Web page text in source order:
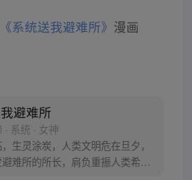
《系统送我避难所》 漫画
避难所
系统 · 女神
生灵涂炭，人类文明危在旦夕，
难所的所长，肩负重振人类希望